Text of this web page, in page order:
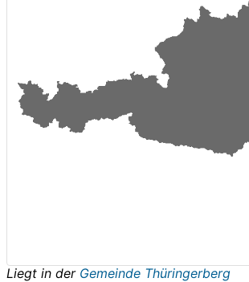
Liegt in der Gemeinde Thüringerberg